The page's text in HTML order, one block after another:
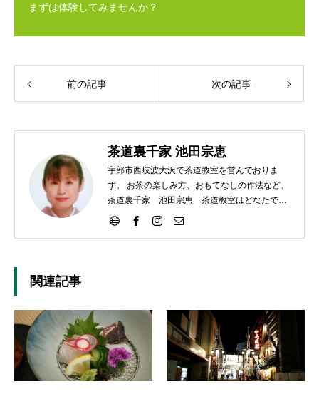
まずは体験してみませんか？
前の記事 次の記事
茶道裏千家 池田宗恵
宇部市西岐波大沢で茶道教室を営んでおりま
す。 お茶の楽しみ方、おもてなしの作法など、
茶道裏千家 池田宗恵 茶道教室はどなたでも
ご参加いただけます。
関連記事